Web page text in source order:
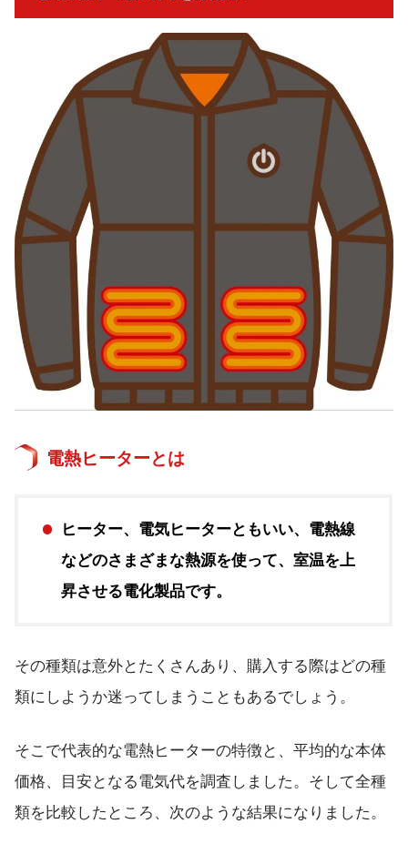
電熱ヒーターとは
ヒーター、電気ヒーターともいい、電熱線
などのさまざまな熱源を使って、室温を上
昇させる電化製品です。
その種類は意外とたくさんあり、購入する際はどの種
類にしようか迷ってしまうこともあるでしょう。
そこで代表的な電熱ヒーターの特徴と、平均的な本体
価格、目安となる電気代を調査しました。そして全種
類を比較したところ、次のような結果になりました。